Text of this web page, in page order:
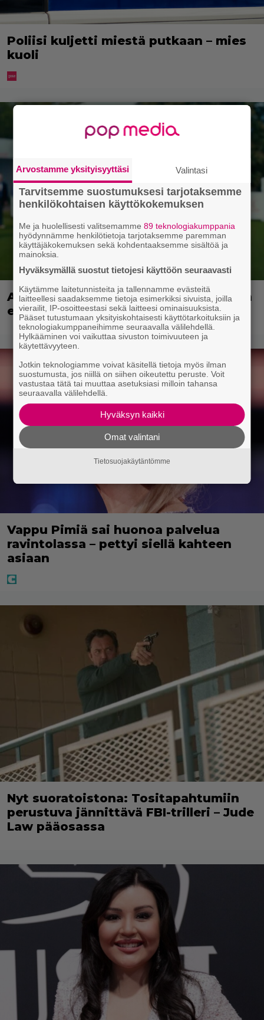
Poliisi kuljetti miestä putkaan – mies
kuoli
Adam Sandlerin 518 miljoonan dollarin
elokuvasarja saa jatkoa Netflixillä
Vappu Pimiä sai huonoa palvelua
ravintolassa – pettyi siellä kahteen
asiaan
Nyt suoratoistona: Tositapahtumiin
perustuva jännittävä FBI-trilleri – Jude
Law pääosassa
Arvostamme yksityisyyttäsi Valintasi
Tarvitsemme suostumuksesi tarjotaksemme
henkilökohtaisen käyttökokemuksen
Me ja huolellisesti valitsemamme89 teknologiakumppania
hyödynnämme henkilötietoja tarjotaksemme paremman
käyttäjäkokemuksen sekä kohdentaaksemme sisältöä ja
mainoksia.
Hyväksymällä suostut tietojesi käyttöön seuraavasti
Käytämme laitetunnisteita ja tallennamme evästeitä
laitteellesi saadaksemme tietoja esimerkiksi sivuista, joilla
vierailit, IP-osoitteestasi sekä laitteesi ominaisuuksista.
Pääset tutustumaan yksityiskohtaisesti käyttötarkoituksiin ja
teknologiakumppaneihimme seuraavalla välilehdellä.
Hylkääminen voi vaikuttaa sivuston toimivuuteen ja
käytettävyyteen.
Jotkin teknologiamme voivat käsitellä tietoja myös ilman
suostumusta, jos niillä on siihen oikeutettu peruste. Voit
vastustaa tätä tai muuttaa asetuksiasi milloin tahansa
seuraavalla välilehdellä.
Hyväksyn kaikki
Omat valintani
Tietosuojakäytäntömme